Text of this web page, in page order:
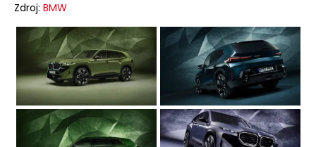
Zdroj: BMW